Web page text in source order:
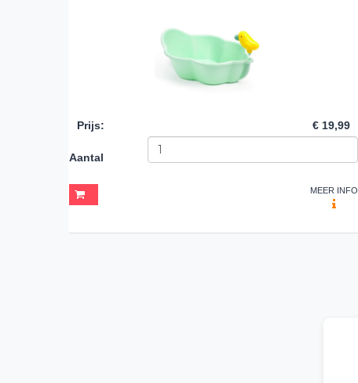
Prijs: € 19,99
Aantal
MEER INFO